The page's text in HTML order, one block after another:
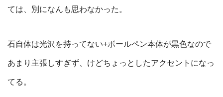
ては、別になんも思わなかった。
石自体は光沢を持ってない+ボールペン本体が黒色なので
あまり主張しすぎず、けどちょっとしたアクセントになっ
てる。